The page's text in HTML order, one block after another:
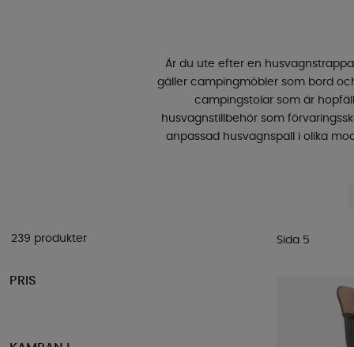
Är du ute efter en
gäller campingmöbler som bord
campingstolar som är
husvagnstillbehör som
anpassad husvagnspall i olika
239 produkter
PRIS
Sida 5